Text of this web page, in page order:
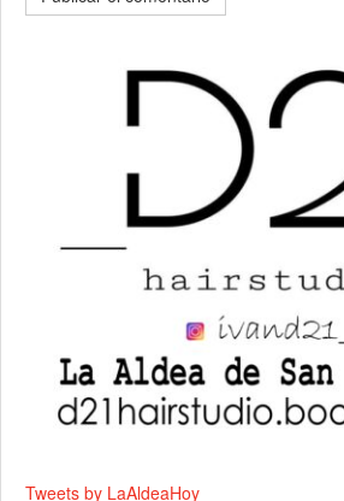
Tweets by LaAldeaHoy